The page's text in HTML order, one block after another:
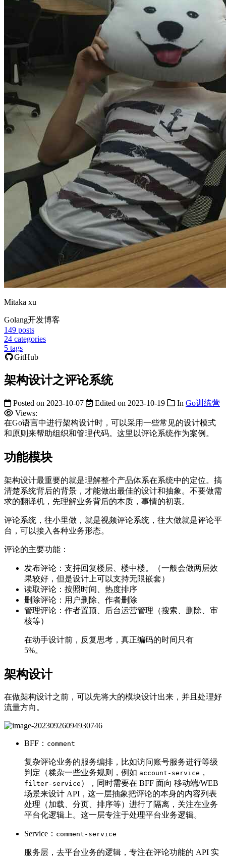
Mitaka xu
Golang开发博客
149 posts
24 categories
5 tags
GitHub
架构设计之评论系统
Posted on 2023-10-07 Edited on 2023-10-19 In Go训练营
Views:
在Go语言中进行架构设计时，可以采用一些常见的设计模式
和原则来帮助组织和管理代码。这里以评论系统作为案例。
功能模块
架构设计最重要的就是理解整个产品体系在系统中的定位。搞
清楚系统背后的背景，才能做出最佳的设计和抽象。不要做需
求的翻译机，先理解业务背后的本质，事情的初衷。
评论系统，往小里做，就是视频评论系统，往大做就是评论平
台，可以接入各种业务形态。
评论的主要功能：
发布评论：支持回复楼层、楼中楼。（一般会做两层效
果较好，但是设计上可以支持无限嵌套）
读取评论：按照时间、热度排序
删除评论：用户删除、作者删除
管理评论：作者置顶、后台运营管理（搜索、删除、审
核等）
在动手设计前，反复思考，真正编码的时间只有
5%。
架构设计
在做架构设计之前，可以先将大的模块设计出来，并且处理好
流量方向。
BFF： comment
复杂评论业务的服务编排，比如访问账号服务进行等级
判定（糅杂一些业务规则，例如 account-service ，
filter-service ），同时需要在 BFF 面向 移动端/WEB
场景来设计 API，这一层抽象把评论的本身的内容列表
处理（加载、分页、排序等）进行了隔离，关注在业务
平台化逻辑上。这一层专注于处理平台业务逻辑。
Service： comment-service
服务层，去平台业务的逻辑，专注在评论功能的 API 实